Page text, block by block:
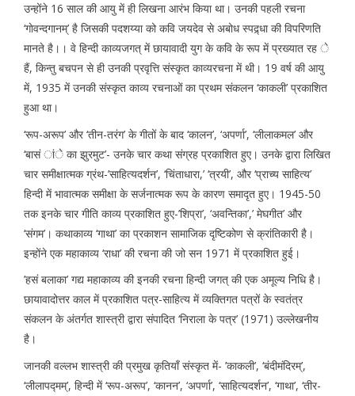
उन्होंने 16 साल की आयु में ही लिखना आरंभ किया था। उनकी पहली रचना
‘गाेवन्दगानम्’ है जिसकी पदशय्या को कवि जयदेव से अबोध स्पद्र्धा की विपरिणति
मानते है।। वे हिन्दी काव्यजगत् में छायावादी युग के कवि के रूप में प्रख्यात रह े
हैं, किन्तु बचपन से ही उनकी प्रवृत्ति संस्कृत काव्यरचना में थी। 19 वर्ष की आयु
में, 1935 में उनकी संस्कृत काव्य रचनाओं का प्रथम संकलन ‘काकली’ प्रकाशित
हुआ था।
‘रूप-अरूप’ और ‘तीन-तरंग’ के गीतों के बाद ‘कालन’, ‘अपर्णा’, ‘लीलाकमल’ और
‘बासं ांे का झुरमुट’- उनके चार कथा संग्रह प्रकाशित हुए। उनके द्वारा लिखित
चार समीक्षात्मक ग्रंथ-’साहित्यदर्शन’, ‘चिंताधारा,’ ‘त्रयी’, और ‘प्राच्य साहित्य’
हिन्दी में भावात्मक समीक्षा के सर्जनात्मक रूप के कारण समादृत हुए। 1945-50
तक इनके चार गीति काव्य प्रकाशित हुए-’शिप्रा’, ‘अवन्तिका’,’ मेघगीत’ और
‘संगम’। कथाकाव्य ‘गाथा’ का प्रकाशन सामाजिक दृष्टिकोण से क्रांतिकारी है।
इन्होंने एक महाकाव्य ‘राधा’ की रचना की जो सन 1971 में प्रकाशित हुई।
’हसं बलाका’ गद्य महाकाव्य की इनकी रचना हिन्दी जगत् की एक अमूल्य निधि है।
छायावादोत्तर काल में प्रकाशित पत्र-साहित्य में व्यक्तिगत पत्रों के स्वतंत्र
संकलन के अंतर्गत शास्त्री द्वारा संपादित ‘निराला के पत्र’ (1971) उल्लेखनीय
है।
जानकी वल्लभ शास्त्री की प्रमुख कृतियाँ संस्कृत में- ’काकली’, ‘बंदीमंदिरम्’,
‘लीलापद्मम्’, हिन्दी में ‘रूप-अरूप’, ‘कानन’, ‘अपर्णा’, ‘साहित्यदर्शन’, ‘गाथा’, ‘तीर-